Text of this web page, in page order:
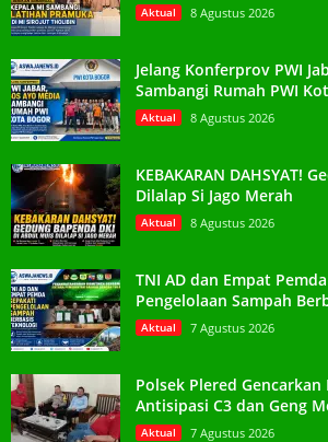
Aktual 8 Agustus 2026
Jelang Konferprov PWI
Sambangi Rumah PWI
Aktual 8 Agustus 2026
KEBAKARAN DAHSYAT!
Dilalap Si Jago Merah
Aktual 8 Agustus 2026
TNI AD dan Empat
Pengelolaan Sampah
Aktual 7 Agustus 2026
Polsek Plered Gencarkan
Antisipasi C3 dan Geng
Aktual 7 Agustus 2026